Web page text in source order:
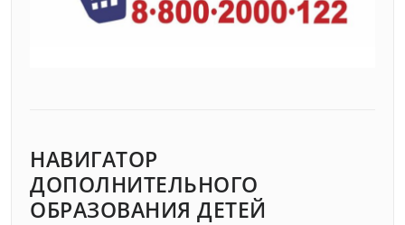
НАВИГАТОР
ДОПОЛНИТЕЛЬНОГО
ОБРАЗОВАНИЯ ДЕТЕЙ